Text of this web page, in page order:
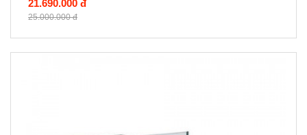
21.690.000 đ
25.000.000 đ